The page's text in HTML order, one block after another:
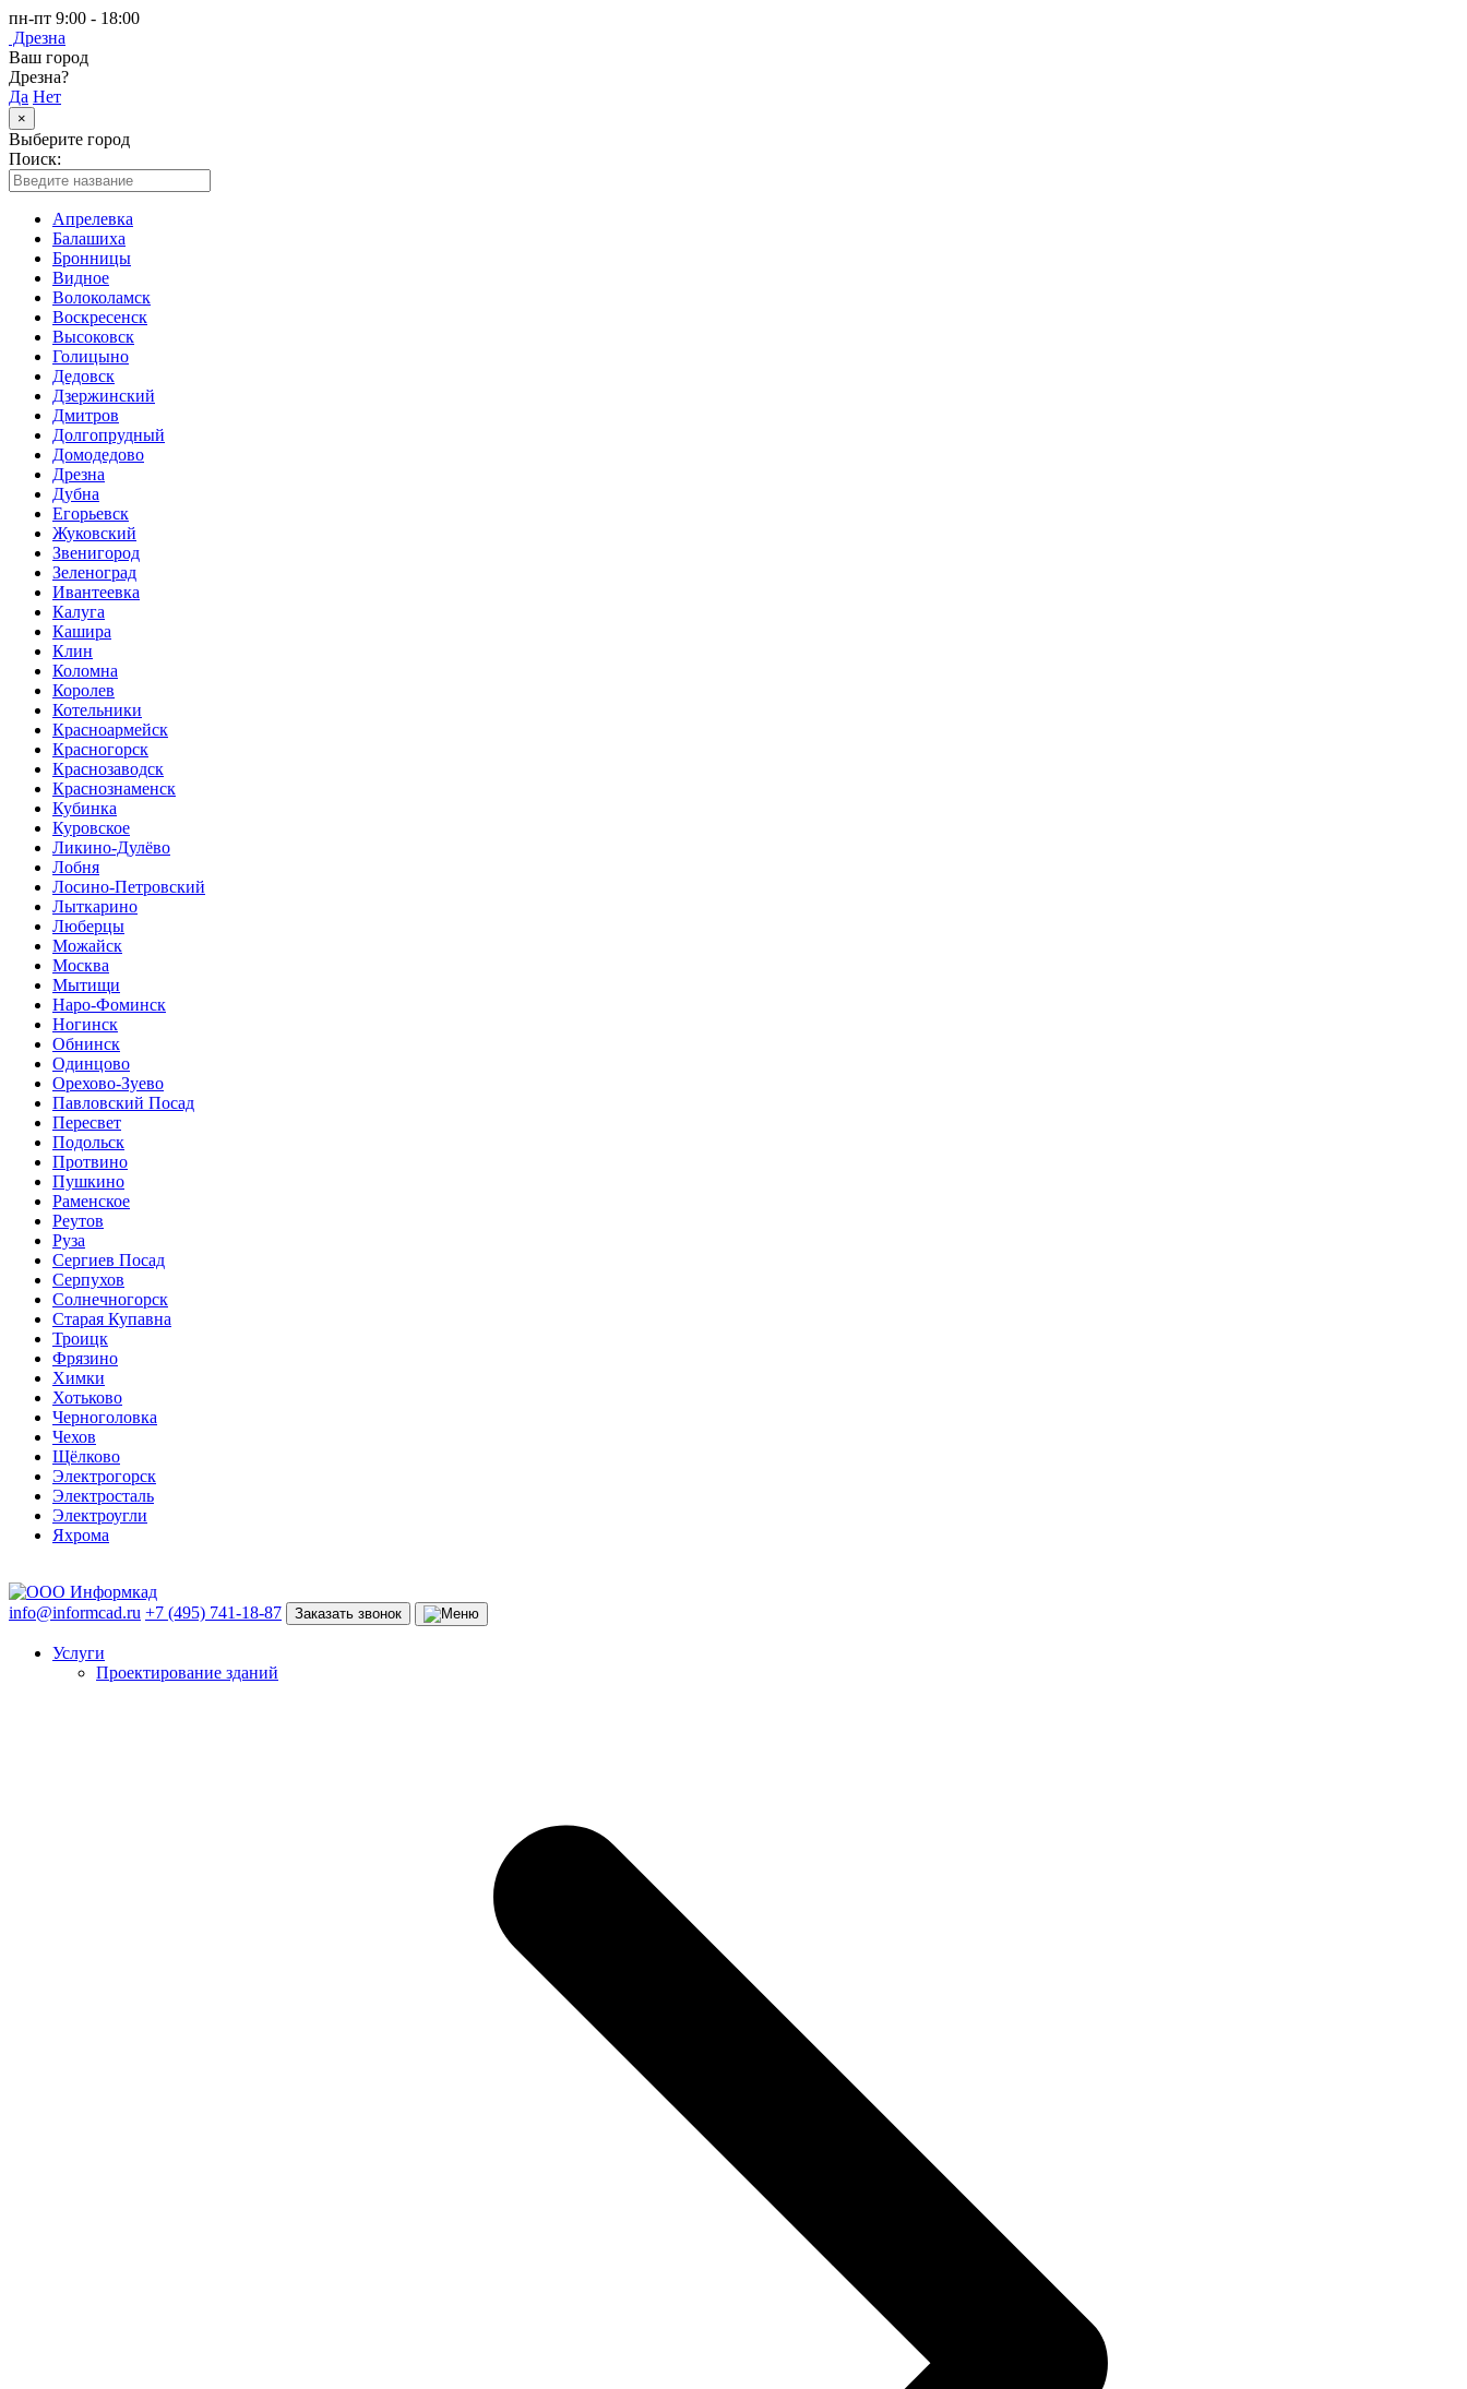
пн-пт 9:00 - 18:00
Дрезна
Ваш город
Дрезна?
Да Нет
×
Выберите город
Поиск:
Апрелевка
Балашиха
Бронницы
Видное
Волоколамск
Воскресенск
Высоковск
Голицыно
Дедовск
Дзержинский
Дмитров
Долгопрудный
Домодедово
Дрезна
Дубна
Егорьевск
Жуковский
Звенигород
Зеленоград
Ивантеевка
Калуга
Кашира
Клин
Коломна
Королев
Котельники
Красноармейск
Красногорск
Краснозаводск
Краснознаменск
Кубинка
Куровское
Ликино-Дулёво
Лобня
Лосино-Петровский
Лыткарино
Люберцы
Можайск
Москва
Мытищи
Наро-Фоминск
Ногинск
Обнинск
Одинцово
Орехово-Зуево
Павловский Посад
Пересвет
Подольск
Протвино
Пушкино
Раменское
Реутов
Руза
Сергиев Посад
Серпухов
Солнечногорск
Старая Купавна
Троицк
Фрязино
Химки
Хотьково
Черноголовка
Чехов
Щёлково
Электрогорск
Электросталь
Электроугли
Яхрома
info@informcad.ru +7 (495) 741-18-87 Заказать звонок
Услуги
Проектирование зданий